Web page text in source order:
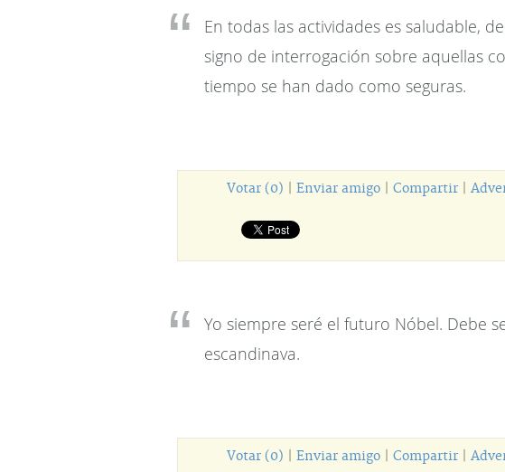
En todas las actividades es saludable,
signo de interrogación sobre aquellas
tiempo se han dado como seguras.
Votar (0) Enviar amigo Compartir
Yo siempre seré el futuro Nóbel. Debe
escandinava.
Votar (0) Enviar amigo Compartir